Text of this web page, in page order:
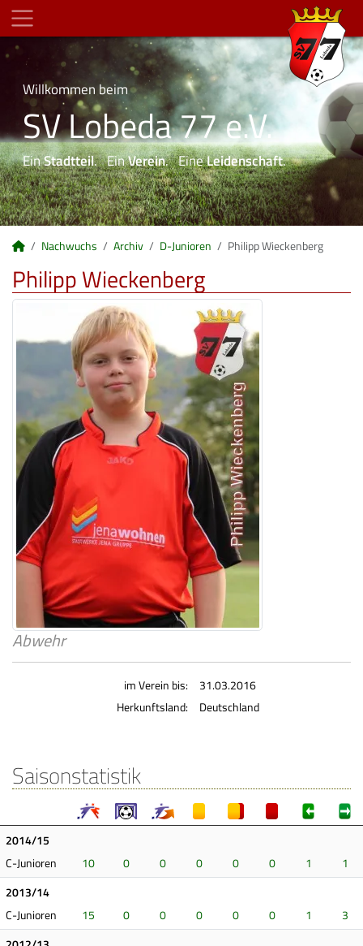
Willkommen beim
SV Lobeda 77 e.V.
EinStadtteil. EinVerein. EineLeidenschaft.
Nachwuchs Archiv D-Junioren Philipp Wieckenberg
Philipp Wieckenberg
Abwehr
im Verein bis:
31.03.2016
Herkunftsland:
Deutschland
Saisonstatistik
2014/15
C-Junioren
10 0 0 0 0 0 1
1
2013/14
C-Junioren
15 0 0 0 0 0 1
3